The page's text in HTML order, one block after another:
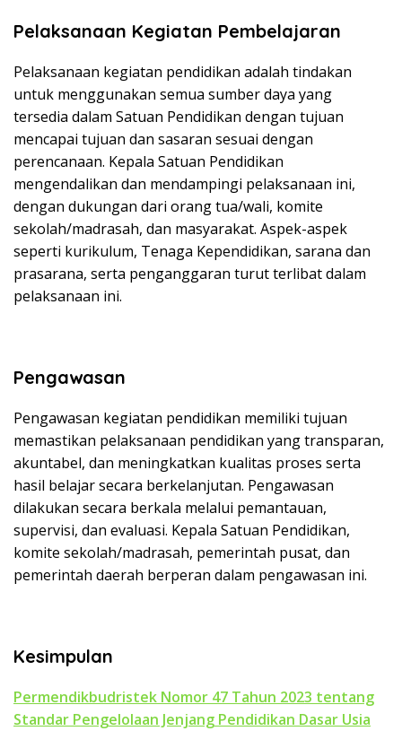
Pelaksanaan Kegiatan Pembelajaran
Pelaksanaan kegiatan pendidikan adalah tindakan
untuk menggunakan semua sumber daya yang
tersedia dalam Satuan Pendidikan dengan tujuan
mencapai tujuan dan sasaran sesuai dengan
perencanaan. Kepala Satuan Pendidikan
mengendalikan dan mendampingi pelaksanaan ini,
dengan dukungan dari orang tua/wali, komite
sekolah/madrasah, dan masyarakat. Aspek-aspek
seperti kurikulum, Tenaga Kependidikan, sarana dan
prasarana, serta penganggaran turut terlibat dalam
pelaksanaan ini.
Pengawasan
Pengawasan kegiatan pendidikan memiliki tujuan
memastikan pelaksanaan pendidikan yang transparan,
akuntabel, dan meningkatkan kualitas proses serta
hasil belajar secara berkelanjutan. Pengawasan
dilakukan secara berkala melalui pemantauan,
supervisi, dan evaluasi. Kepala Satuan Pendidikan,
komite sekolah/madrasah, pemerintah pusat, dan
pemerintah daerah berperan dalam pengawasan ini.
Kesimpulan
Permendikbudristek Nomor 47 Tahun 2023 tentang
Standar Pengelolaan Jenjang Pendidikan Dasar Usia